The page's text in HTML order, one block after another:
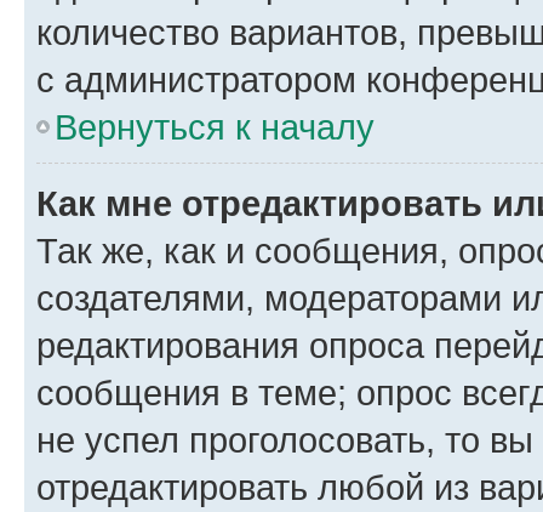
количество вариантов,
с администратором
Вернуться к началу
Как мне отредактировать
Так же, как и сообщения,
создателями, модераторами
редактирования опроса
сообщения в теме; опрос
не успел проголосовать, то
отредактировать любой из